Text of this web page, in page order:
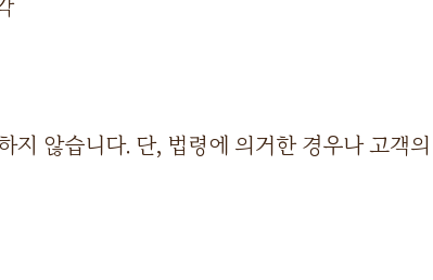
않습니다. 단, 법령에 의거한 경우나 고객